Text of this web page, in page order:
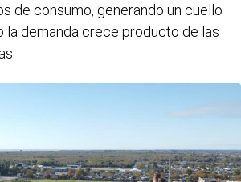
de consumo, generando un cuello
la demanda crece producto de las